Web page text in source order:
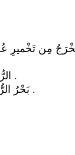
3 ." الرُّومُ " : سورَةٌ مِنْ سُوَرِ القُرآنِ .
4 ." بَحْرُ الرُّومِ " : البَحْرُ الأَبْيَضُ الْمُتَوَسِّطُ .